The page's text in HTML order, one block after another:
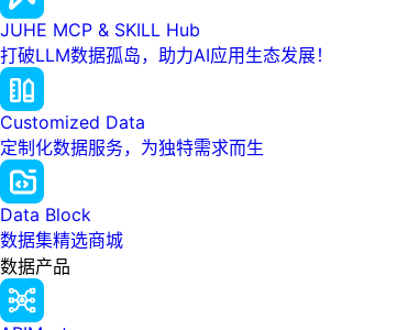
JUHE MCP & SKILL Hub
打破LLM数据孤岛，助力AI应用生态发展！
Customized Data
定制化数据服务，为独特需求而生
Data Block
数据集精选商城
数据产品